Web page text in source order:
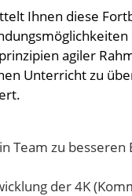
Ihnen diese
agiler
Unterricht zu
Team zu besseren
der 4K